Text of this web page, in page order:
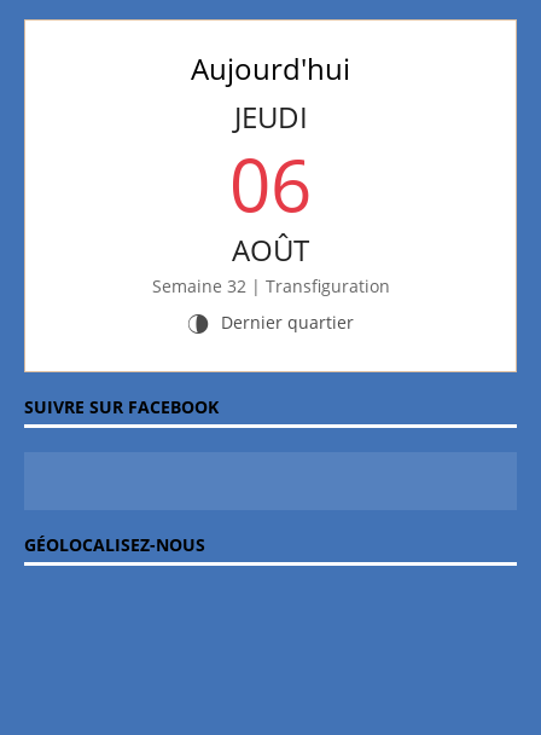
Aujourd'hui
JEUDI
06
AOÛT
Semaine 32 | Transfiguration
U Dernier quartier
SUIVRE SUR FACEBOOK
GÉOLOCALISEZ-NOUS